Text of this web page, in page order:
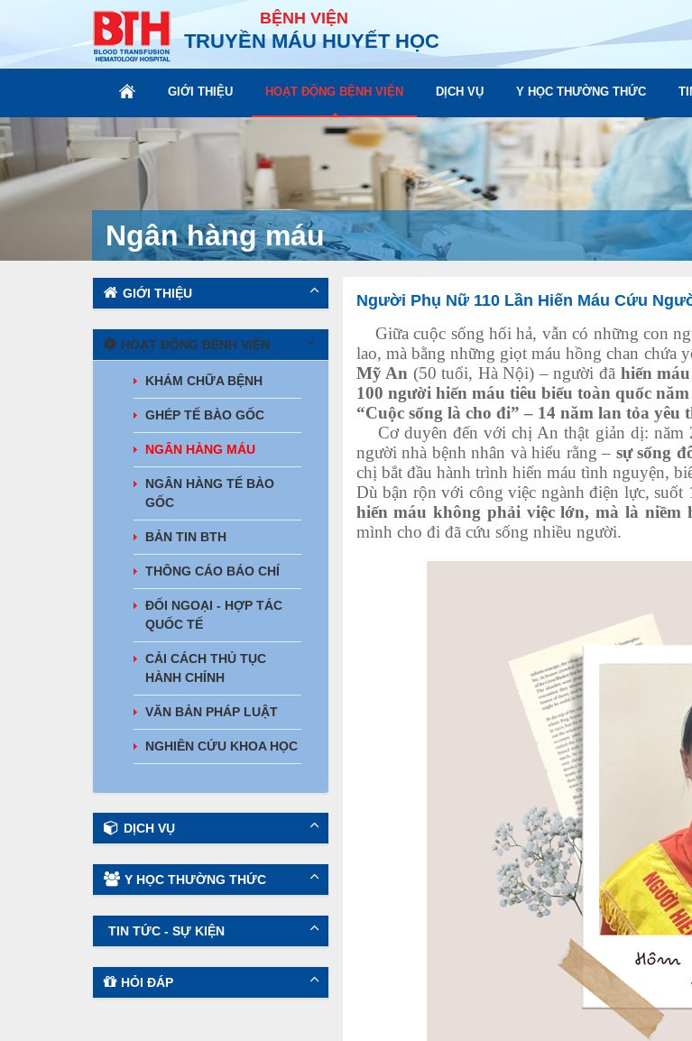
BỆNH VIỆN
TRUYỀN MÁU HUYẾT HỌC
GIỚI THIỆU HOẠT ĐỘNG BỆNH VIỆN DỊCH VỤ Y HỌC THƯỜNG THỨC
Ngân hàng máu
GIỚI THIỆU
HOẠT ĐỘNG BỆNH VIỆN
KHÁM CHỮA BỆNH
GHÉP TẾ BÀO GỐC
NGÂN HÀNG MÁU
NGÂN HÀNG TẾ BÀO
GỐC
BẢN TIN BTH
THÔNG CÁO BÁO CHÍ
ĐỐI NGOẠI - HỢP TÁC
QUỐC TẾ
CẢI CÁCH THỦ TỤC
HÀNH CHÍNH
VĂN BẢN PHÁP LUẬT
NGHIÊN CỨU KHOA HỌC
DỊCH VỤ
Y HỌC THƯỜNG THỨC
TIN TỨC - SỰ KIỆN
HỎI ĐÁP
Người Phụ Nữ 110 Lần Hiến Máu Cứu
Giữa cuộc sống hối hả, vẫn có những con
lao, mà bằng những giọt máu hồng chan chứa
Mỹ An (50 tuổi, Hà Nội) – người đã hiến
100 người hiến máu tiêu biểu toàn quốc năm
“Cuộc sống là cho đi” – 14 năm lan tỏa yêu
Cơ duyên đến với chị An thật giản dị: năm
người nhà bệnh nhân và hiểu rằng – sự sống
chị bắt đầu hành trình hiến máu tình nguyện,
Dù bận rộn với công việc ngành điện lực, suốt
hiến máu không phải việc lớn, mà là niềm
mình cho đi đã cứu sống nhiều người.